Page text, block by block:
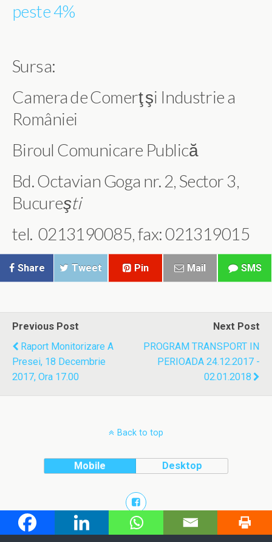
peste 4%
Sursa:
Camera de Comerţ şi Industrie a
României
Biroul Comunicare Publică
Bd. Octavian Goga nr. 2, Sector 3,
Bucureşti
tel. 0213190085, fax: 021319015
Share Tweet Pin Mail SMS
Previous Post
Raport Monitorizare A
Presei, 18 Decembrie
2017, Ora 17.00
Next Post
PROGRAM TRANSPORT IN
PERIOADA 24.12.2017 -
02.01.2018
Back to top
Mobile Desktop